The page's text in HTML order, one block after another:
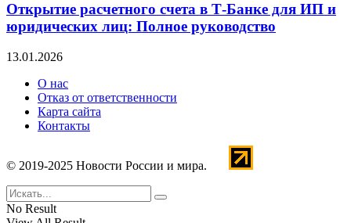
Открытие расчетного счета в Т-Банке для ИП и
юридических лиц: Полное руководство
13.01.2026
О нас
Отказ от ответственности
Карта сайта
Контакты
© 2019-2025 Новости России и мира.
No Result